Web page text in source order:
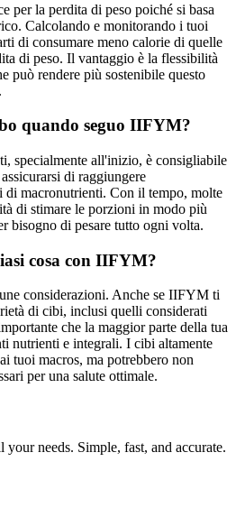
per la perdita di peso poiché si basa
Calcolando e monitorando i tuoi
di consumare meno calorie di quelle
di peso. Il vantaggio è la flessibilità
può rendere più sostenibile questo
quando seguo IIFYM?
specialmente all'inizio, è consigliabile
di raggiungere
di macronutrienti. Con il tempo, molte
di stimare le porzioni in modo più
bisogno di pesare tutto ogni volta.
cosa con IIFYM?
considerazioni. Anche se IIFYM ti
di cibi, inclusi quelli considerati
che la maggior parte della tua
nutrienti e integrali. I cibi altamente
tuoi macros, ma potrebbero non
per una salute ottimale.
needs. Simple, fast, and accurate.